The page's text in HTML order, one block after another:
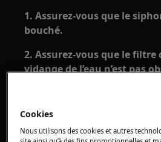
1. Assurez-vous que le
bouché.
2. Assurez-vous que le filtre
vidange de l’eau n’est pas
3. Assurez-vous que le
intérieur n’est pas bouché
Cookies
Nous utilisons des cookies et autres